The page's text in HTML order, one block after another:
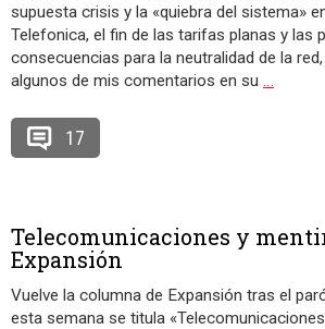
supuesta crisis y la «quiebra del sistema»
Telefonica, el fin de las tarifas planas y las
consecuencias para la neutralidad de la
algunos de mis comentarios en su …
17
Telecomunicaciones y
Expansión
Vuelve la columna de Expansión tras el
esta semana se titula